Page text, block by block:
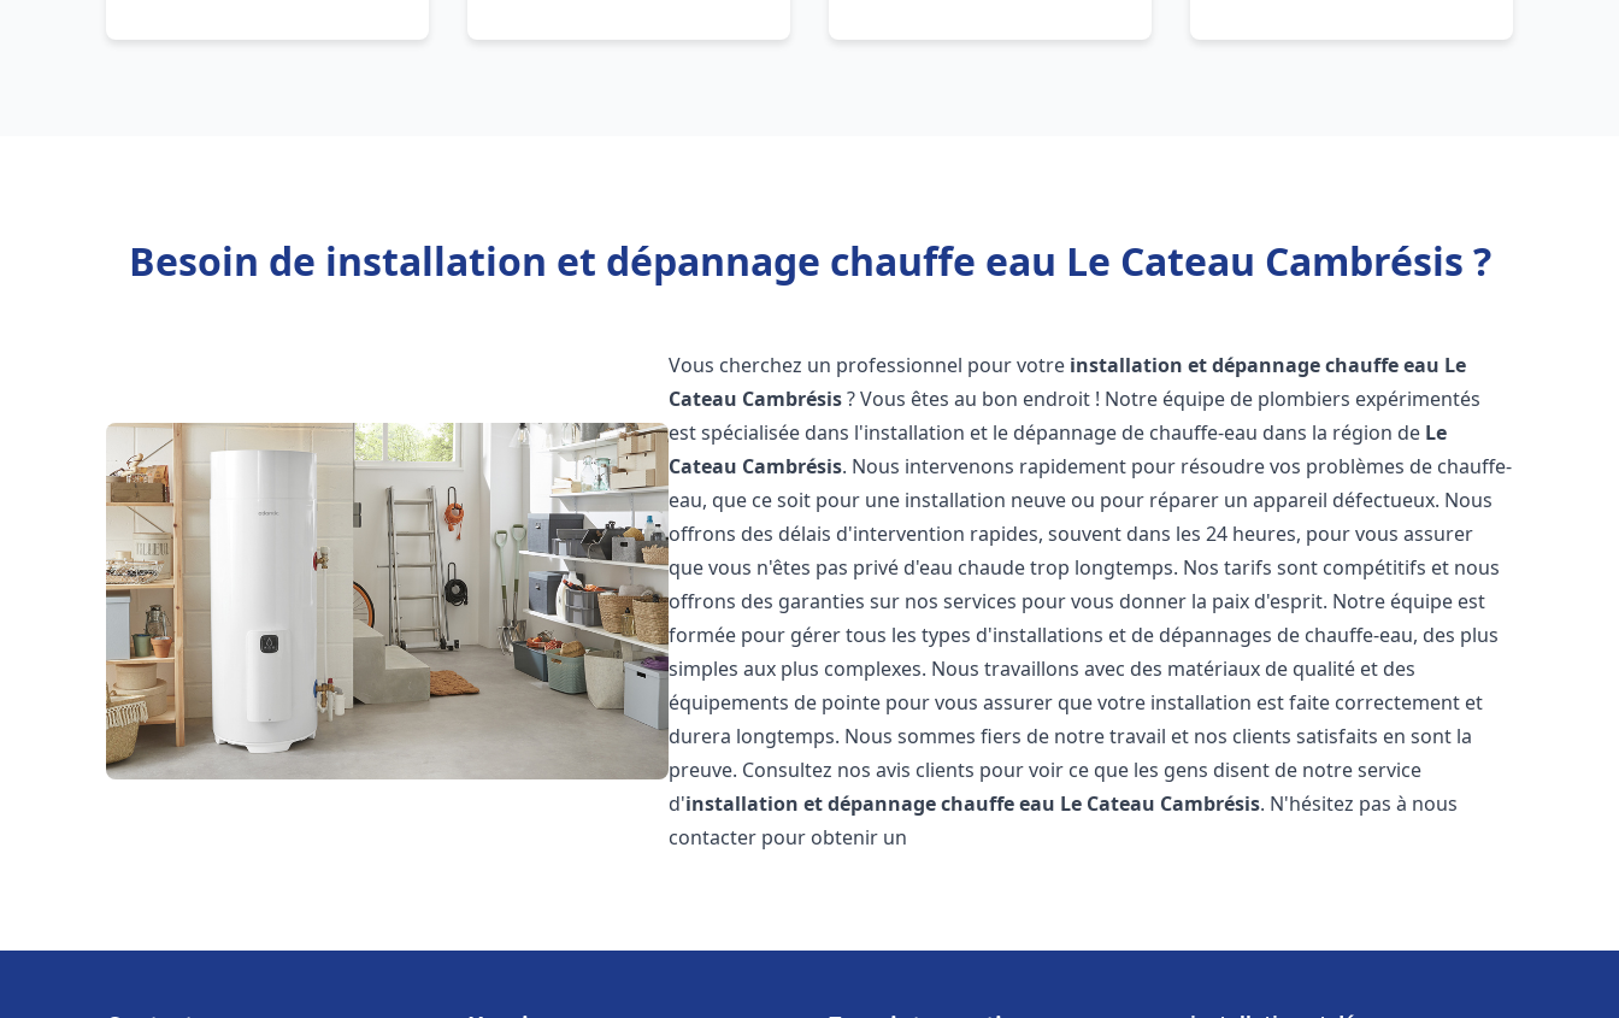
Besoin de installation et dépannage chauffe eau Le Cateau Cambrésis ?
Vous cherchez un professionnel pour votre installation et dépannage chauffe eau Le
Cateau Cambrésis? Vous êtes au bon endroit ! Notre équipe de plombiers expérimentés
est spécialisée dans l'installation et le dépannage de chauffe-eau dans la région de Le
Cateau Cambrésis. Nous intervenons rapidement pour résoudre vos problèmes de chauffe-
eau, que ce soit pour une installation neuve ou pour réparer un appareil défectueux. Nous
offrons des délais d'intervention rapides, souvent dans les 24 heures, pour vous assurer
que vous n'êtes pas privé d'eau chaude trop longtemps. Nos tarifs sont compétitifs et nous
offrons des garanties sur nos services pour vous donner la paix d'esprit. Notre équipe est
formée pour gérer tous les types d'installations et de dépannages de chauffe-eau, des plus
simples aux plus complexes. Nous travaillons avec des matériaux de qualité et des
équipements de pointe pour vous assurer que votre installation est faite correctement et
durera longtemps. Nous sommes fiers de notre travail et nos clients satisfaits en sont la
preuve. Consultez nos avis clients pour voir ce que les gens disent de notre service
d'installation et dépannage chauffe eau Le Cateau Cambrésis. N'hésitez pas à nous
contacter pour obtenir un